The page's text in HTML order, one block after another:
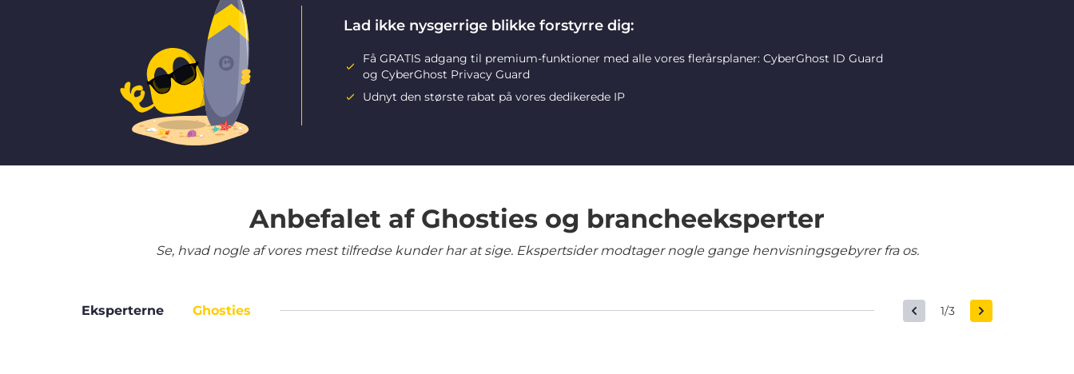
Lad ikke nysgerrige blikke forstyrre dig:
Få GRATIS adgang til premium-funktioner med alle vores flerårsplaner: CyberGhost ID Guard
og CyberGhost Privacy Guard
Udnyt den største rabat på vores dedikerede IP
Anbefalet af Ghosties og brancheeksperter
Se, hvad nogle af vores mest tilfredse kunder har at sige. Ekspertsider modtager nogle gange henvisningsgebyrer fra os.
Eksperterne Ghosties 1/3